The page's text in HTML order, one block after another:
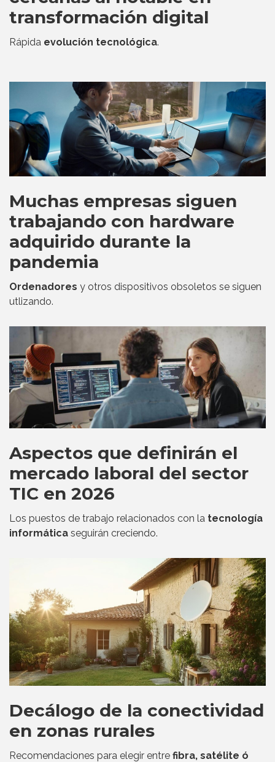
transformación digital
Rápida evolución tecnológica.
Muchas empresas siguen
trabajando con hardware
adquirido durante la
pandemia
Ordenadores y otros dispositivos obsoletos se siguen
utlizando.
Aspectos que definirán el
mercado laboral del sector
TIC en 2026
Los puestos de trabajo relacionados con la tecnología
informática seguirán creciendo.
Decálogo de la conectividad
en zonas rurales
Recomendaciones para elegir entre fibra, satélite ó